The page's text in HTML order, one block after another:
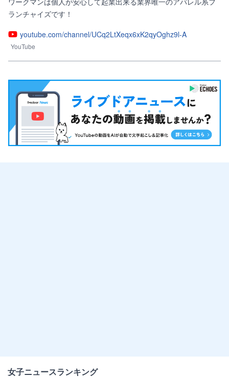
ランチャイズです！
youtube.com/channel/UCq2LtXeqx6xK2qyOghz9l-A
YouTube
女子ニュースランキング